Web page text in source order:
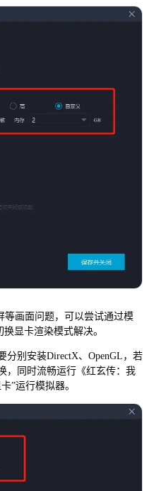
画面问题，可以尝试通过模
显卡渲染模式解决。
别安装DirectX、OpenGL，若
，同时流畅运行《红玄传：我
”运行模拟器。